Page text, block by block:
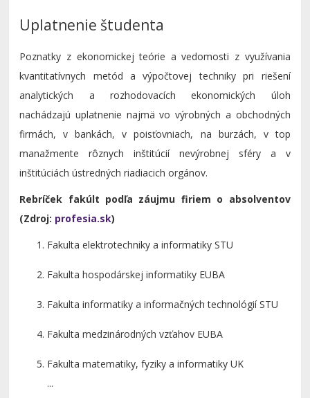
Uplatnenie študenta
Poznatky z ekonomickej teórie a vedomosti z využívania
kvantitatívnych metód a výpočtovej techniky pri riešení
analytických a rozhodovacích ekonomických úloh
nachádzajú uplatnenie najmä vo výrobných a obchodných
firmách, v bankách, v poisťovniach, na burzách, v top
manažmente rôznych inštitúcií nevýrobnej sféry a v
inštitúciách ústredných riadiacich orgánov.
Rebríček fakúlt podľa záujmu firiem o absolventov
(Zdroj: profesia.sk)
Fakulta elektrotechniky a informatiky STU
Fakulta hospodárskej informatiky EUBA
Fakulta informatiky a informačných technológií STU
Fakulta medzinárodných vzťahov EUBA
Fakulta matematiky, fyziky a informatiky UK
...